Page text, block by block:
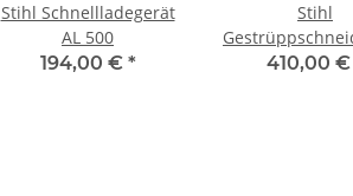
Stihl Schnellladegerät
AL 500
194,00 € *
Stihl
KM 145
410,00 €